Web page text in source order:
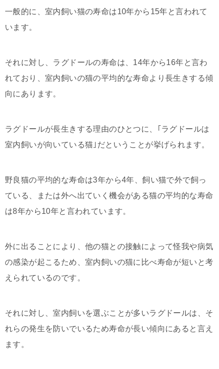
一般的に、室内飼い猫の寿命は10年から15年と言われて
います。
それに対し、ラグドールの寿命は、14年から16年と言わ
れており、室内飼いの猫の平均的な寿命より長生きする傾
向にあります。
ラグドールが長生きする理由のひとつに、｢ラグドールは
室内飼いが向いている猫｣だということが挙げられます。
野良猫の平均的な寿命は3年から4年、飼い猫で外で飼っ
ている、または外へ出ていく機会がある猫の平均的な寿命
は8年から10年と言われています。
外に出ることにより、他の猫との接触によって怪我や病気
の感染が起こるため、室内飼いの猫に比べ寿命が短いと考
えられているのです。
それに対し、室内飼いを選ぶことが多いラグドールは、そ
れらの発生を防いでいるため寿命が長い傾向にあると言え
ます。